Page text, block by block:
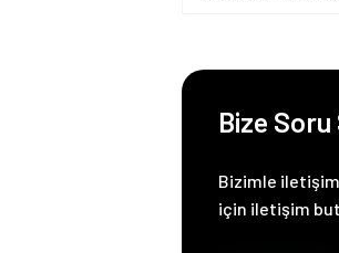
Bize
Bizimle
için iletişim